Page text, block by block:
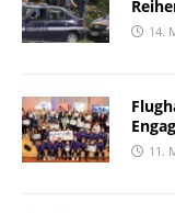
14.
11.